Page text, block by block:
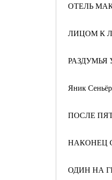
ОТЕЛЬ
ЛИЦОМ К
РАЗДУМЬЯ
Яник Сеньёр
ПОСЛЕ
НАКОНЕЦ
ОДИН НА